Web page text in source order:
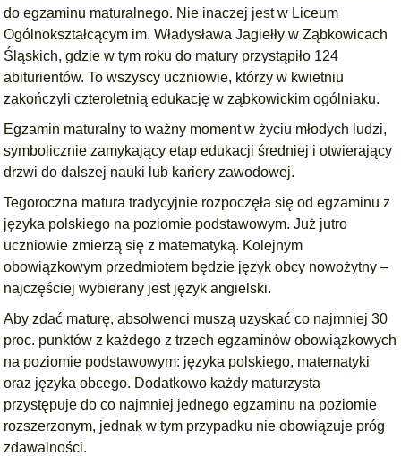
do egzaminu maturalnego. Nie inaczej jest w Liceum
Ogólnokształcącym im. Władysława Jagiełły w Ząbkowicach
Śląskich, gdzie w tym roku do matury przystąpiło 124
abiturientów. To wszyscy uczniowie, którzy w kwietniu
zakończyli czteroletnią edukację w ząbkowickim ogólniaku.
Egzamin maturalny to ważny moment w życiu młodych ludzi,
symbolicznie zamykający etap edukacji średniej i otwierający
drzwi do dalszej nauki lub kariery zawodowej.
Tegoroczna matura tradycyjnie rozpoczęła się od egzaminu z
języka polskiego na poziomie podstawowym. Już jutro
uczniowie zmierzą się z matematyką. Kolejnym
obowiązkowym przedmiotem będzie język obcy nowożytny –
najczęściej wybierany jest język angielski.
Aby zdać maturę, absolwenci muszą uzyskać co najmniej 30
proc. punktów z każdego z trzech egzaminów obowiązkowych
na poziomie podstawowym: języka polskiego, matematyki
oraz języka obcego. Dodatkowo każdy maturzysta
przystępuje do co najmniej jednego egzaminu na poziomie
rozszerzonym, jednak w tym przypadku nie obowiązuje próg
zdawalności.